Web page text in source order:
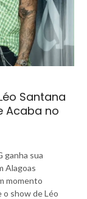
Santana
Acaba no
ganha sua
Alagoas
momento
show de Léo